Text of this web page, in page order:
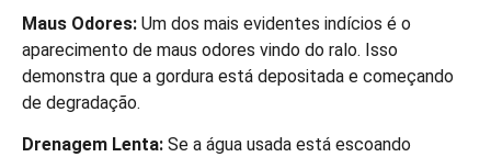
Maus Odores: Um dos mais evidentes indícios é o
aparecimento de maus odores vindo do ralo. Isso
demonstra que a gordura está depositada e começando
de degradação.
Drenagem Lenta: Se a água usada está escoando